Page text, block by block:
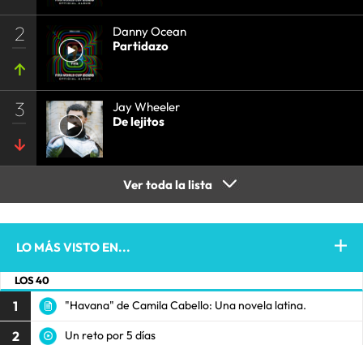
2
Danny Ocean
Partidazo
3
Jay Wheeler
De lejitos
Ver toda la lista
LO MÁS VISTO EN...
LOS 40
1 "Havana" de Camila Cabello: Una novela latina.
2 Un reto por 5 días